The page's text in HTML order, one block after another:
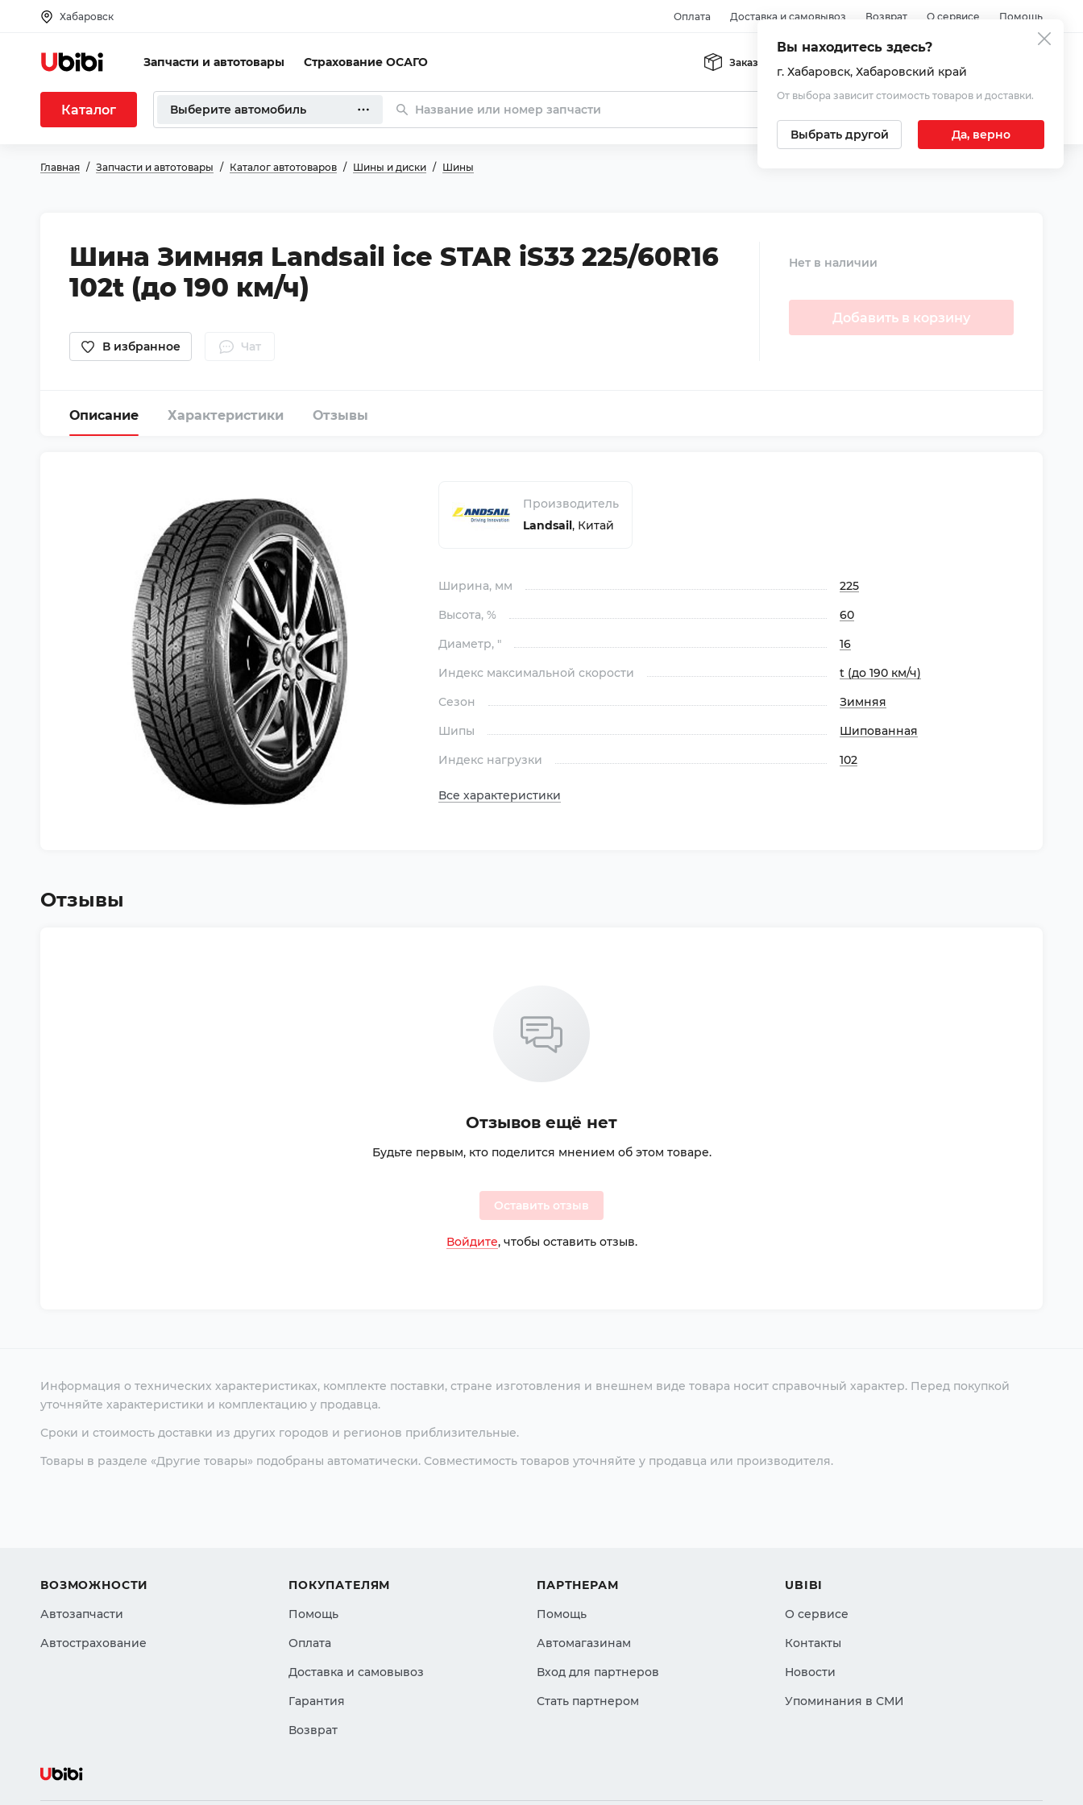
Хабаровск Оплата Доставка и самовывоз Возврат О сервисе Помощь
Запчасти и автотовары Страхование ОСАГО Заказы
Каталог Выберите автомобиль
Главная Запчасти и автотовары Каталог автотоваров Шины и диски Шины
Шина Зимняя Landsail ice STAR iS33 225/60R16
102t (до 190 км/ч)
В избранное Чат
Нет в наличии
Добавить в корзину
Описание Характеристики Отзывы
Производитель
Landsail, Китай
Ширина, мм
225
Высота, %
60
Диаметр, "
16
Индекс максимальной скорости
t (до 190 км/ч)
Сезон
Зимняя
Шипы
Шипованная
Индекс нагрузки
102
Все характеристики
Отзывы
Отзывов ещё нет
Будьте первым, кто поделится мнением об этом товаре.
Оставить отзыв
Войдите, чтобы оставить отзыв.
Информация о технических характеристиках, комплекте поставки, стране изготовления и внешнем виде товара носит справочный характер. Перед покупкой
уточняйте характеристики и комплектацию у продавца.
Сроки и стоимость доставки из других городов и регионов приблизительные.
Товары в разделе «Другие товары» подобраны автоматически. Совместимость товаров уточняйте у продавца или производителя.
ВОЗМОЖНОСТИ
Автозапчасти
Автострахование
ПОКУПАТЕЛЯМ
Помощь
Оплата
Доставка и самовывоз
Гарантия
Возврат
ПАРТНЕРАМ
Помощь
Автомагазинам
Вход для партнеров
Стать партнером
UBIBI
О сервисе
Контакты
Новости
Упоминания в СМИ
Вы находитесь здесь?
г. Хабаровск, Хабаровский край
От выбора зависит стоимость товаров и доставки.
Выбрать другой Да, верно